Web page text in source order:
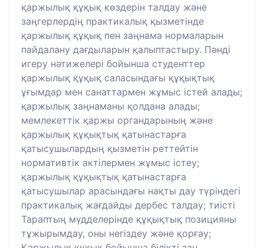
қаржылық құқық көздерін талдау және
заңгерлердің практикалық қызметінде
қаржылық құқық пен заңнама нормаларын
пайдалану дағдыларын қалыптастыру. Пәнді
игеру нәтижелері бойынша студенттер
қаржылық құқық саласындағы құқықтық
ұғымдар мен санаттармен жұмыс істей алады;
қаржылық заңнаманы қолдана алады;
мемлекеттік қаржы органдарының және
қаржылық құқықтық қатынастарға
қатысушылардың қызметін реттейтін
нормативтік актілермен жұмыс істеу;
қаржылық құқықтық қатынастарға
қатысушылар арасындағы нақты дау түріндегі
практикалық жағдайды дербес талдау; тиісті
Тараптың мүдделерінде құқықтық позицияны
тұжырымдау, оны негіздеу және қорғау;